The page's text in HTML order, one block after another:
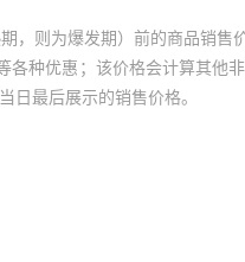
，则为爆发期）前的商品销售
各种优惠；该价格会计算其他
最后展示的销售价格。